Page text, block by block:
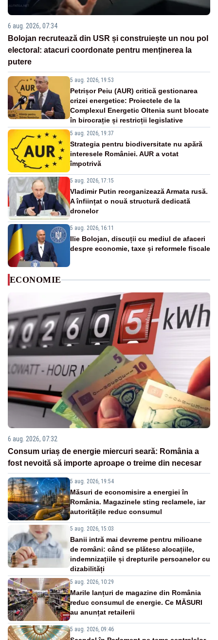
6 aug. 2026, 07:34
Bolojan recrutează din USR și construiește un nou pol
electoral: atacuri coordonate pentru menținerea la
putere
5 aug. 2026, 19:53
Petrișor Peiu (AUR) critică gestionarea
crizei energetice: Proiectele de la
Complexul Energetic Oltenia sunt blocate
în birocrație și restricții legislative
5 aug. 2026, 19:37
Strategia pentru biodiversitate nu apără
interesele României. AUR a votat
împotrivă
5 aug. 2026, 17:15
Vladimir Putin reorganizează Armata rusă.
A înființat o nouă structură dedicată
dronelor
5 aug. 2026, 16:11
Ilie Bolojan, discuții cu mediul de afaceri
despre economie, taxe și reformele fiscale
ECONOMIE
6 aug. 2026, 07:32
Consum uriaș de energie miercuri seară: România a
fost nevoită să importe aproape o treime din necesar
5 aug. 2026, 19:54
Măsuri de economisire a energiei în
România. Magazinele sting reclamele, iar
autoritățile reduc consumul
5 aug. 2026, 15:03
Banii intră mai devreme pentru milioane
de români: când se plătesc alocațiile,
indemnizațiile și drepturile persoanelor cu
dizabilități
5 aug. 2026, 10:29
Marile lanțuri de magazine din România
reduc consumul de energie. Ce MĂSURI
au anunțat retailerii
5 aug. 2026, 09:46